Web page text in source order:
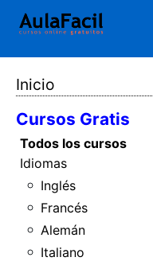
Inicio
Cursos Gratis
Todos los cursos
Idiomas
Inglés
Francés
Alemán
Italiano